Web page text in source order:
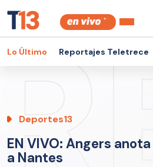
Lo Último Reportajes Teletrece
Deportes13
EN VIVO: Angers
a Nantes